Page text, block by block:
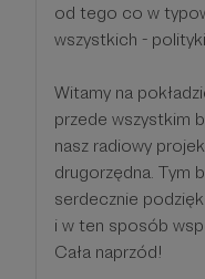
od tego co w
wszystkich -
Witamy na
przede wszystkim
nasz radiowy
drugorzędna. Tym
serdecznie
i w ten sposób
Cała naprzód!